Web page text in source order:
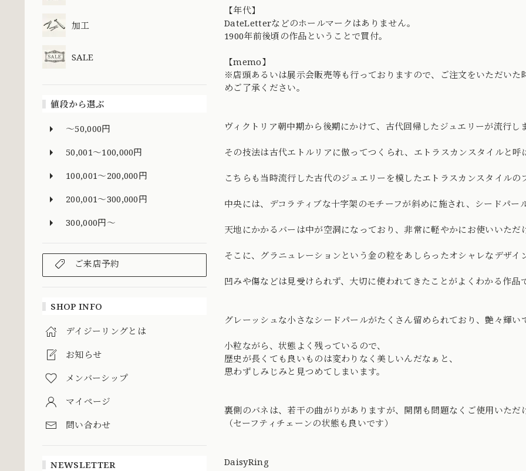
加工
SALE
値段から選ぶ
～50,000円
50,001～100,000円
100,001～200,000円
200,001～300,000円
300,000円～
ご来店予約
SHOP INFO
デイジーリングとは
お知らせ
メンバーシップ
マイページ
問い合わせ
NEWSLETTER
【年代】
DateLetterなどのホールマークはありません。
1900年前後頃の作品ということで買付。
【memo】
※店頭あるいは展示会販売等も行っておりますので、ご注文をいただい
めご了承ください。
ヴィクトリア朝中期から後期にかけて、古代回帰したジュエリーが流行し
その技法は古代エトルリアに倣ってつくられ、エトラスカンスタイルと呼
こちらも当時流行した古代のジュエリーを模したエトラスカンスタイルの
中央には、デコラティブな十字架のモチーフが斜めに施され、シードパー
天地にかかるバーは中が空洞になっており、非常に軽やかにお使いいただ
そこに、グラニュレーションという金の粒をあしらったオシャレなデザイ
凹みや傷などは見受けられず、大切に使われてきたことがよくわかる作品
グレーッシュな小さなシードパールがたくさん留められており、艶々輝い
小粒ながら、状態よく残っているので、
歴史が長くても良いものは変わりなく美しいんだなぁと、
思わずしみじみと見つめてしまいます。
裏側のバネは、若干の曲がりがありますが、開閉も問題なくご使用いただ
（セーフティチェーンの状態も良いです）
DaisyRing